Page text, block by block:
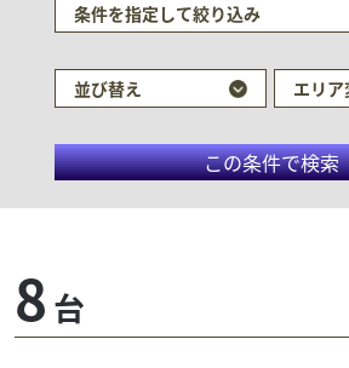
SL230はストリート系の人気が高ま
条件を指定して絞り込み
並び替え エリ
この条件で検索
8 台